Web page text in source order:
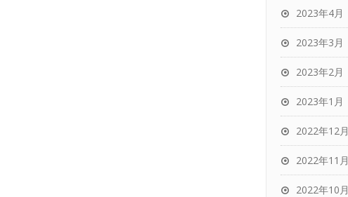
2023年4月
2023年3月
2023年2月
2023年1月
2022年12月
2022年11月
2022年10月